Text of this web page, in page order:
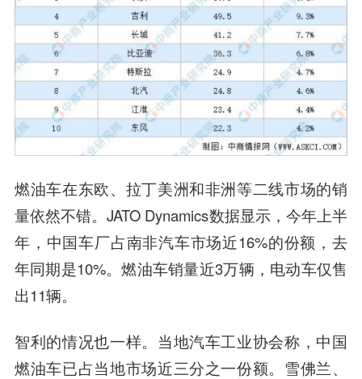
燃油车在东欧、拉丁美洲和非洲等二线市场的销
量依然不错。JATO Dynamics数据显示，今年上半
年，中国车厂占南非汽车市场近16%的份额，去
年同期是10%。燃油车销量近3万辆，电动车仅售
出11辆。
智利的情况也一样。当地汽车工业协会称，中国
燃油车已占当地市场近三分之一份额。雪佛兰、